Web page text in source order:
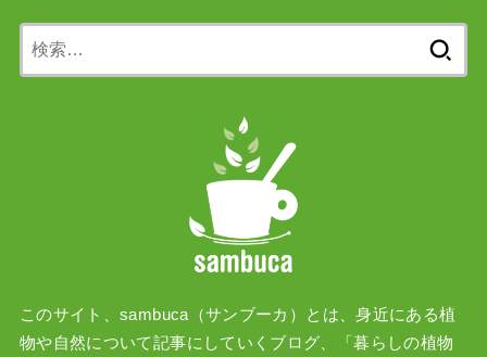
このサイト、sambuca（サンブーカ）とは、身近にある植
物や自然について記事にしていくブログ、「暮らしの植物